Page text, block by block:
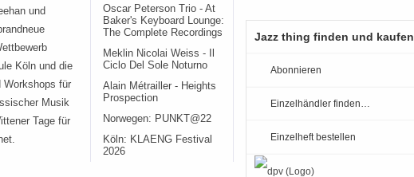
und
Köln und die
Workshops für
Musik
Tage für
Oscar Peterson Trio - At
Baker's Keyboard Lounge:
The Complete Recordings
Meklin Nicolai Weiss - Il
Ciclo Del Sole Noturno
Alain Métrailler - Heights
Prospection
Norwegen: PUNKT@22
Köln: KLAENG Festival
2026
Jazz thing finden und kaufen
Abonnieren
Einzelhändler finden…
Einzelheft bestellen